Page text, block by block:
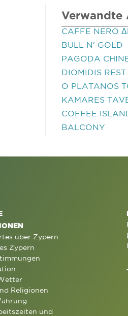
Verwandte
CAFFE NERO
BULL N' GOLD
PAGODA
DIOMIDIS
O PLATANOS
KAMARES
COFFEE
BALCONY
über Zypern
Zypern
Religionen
und